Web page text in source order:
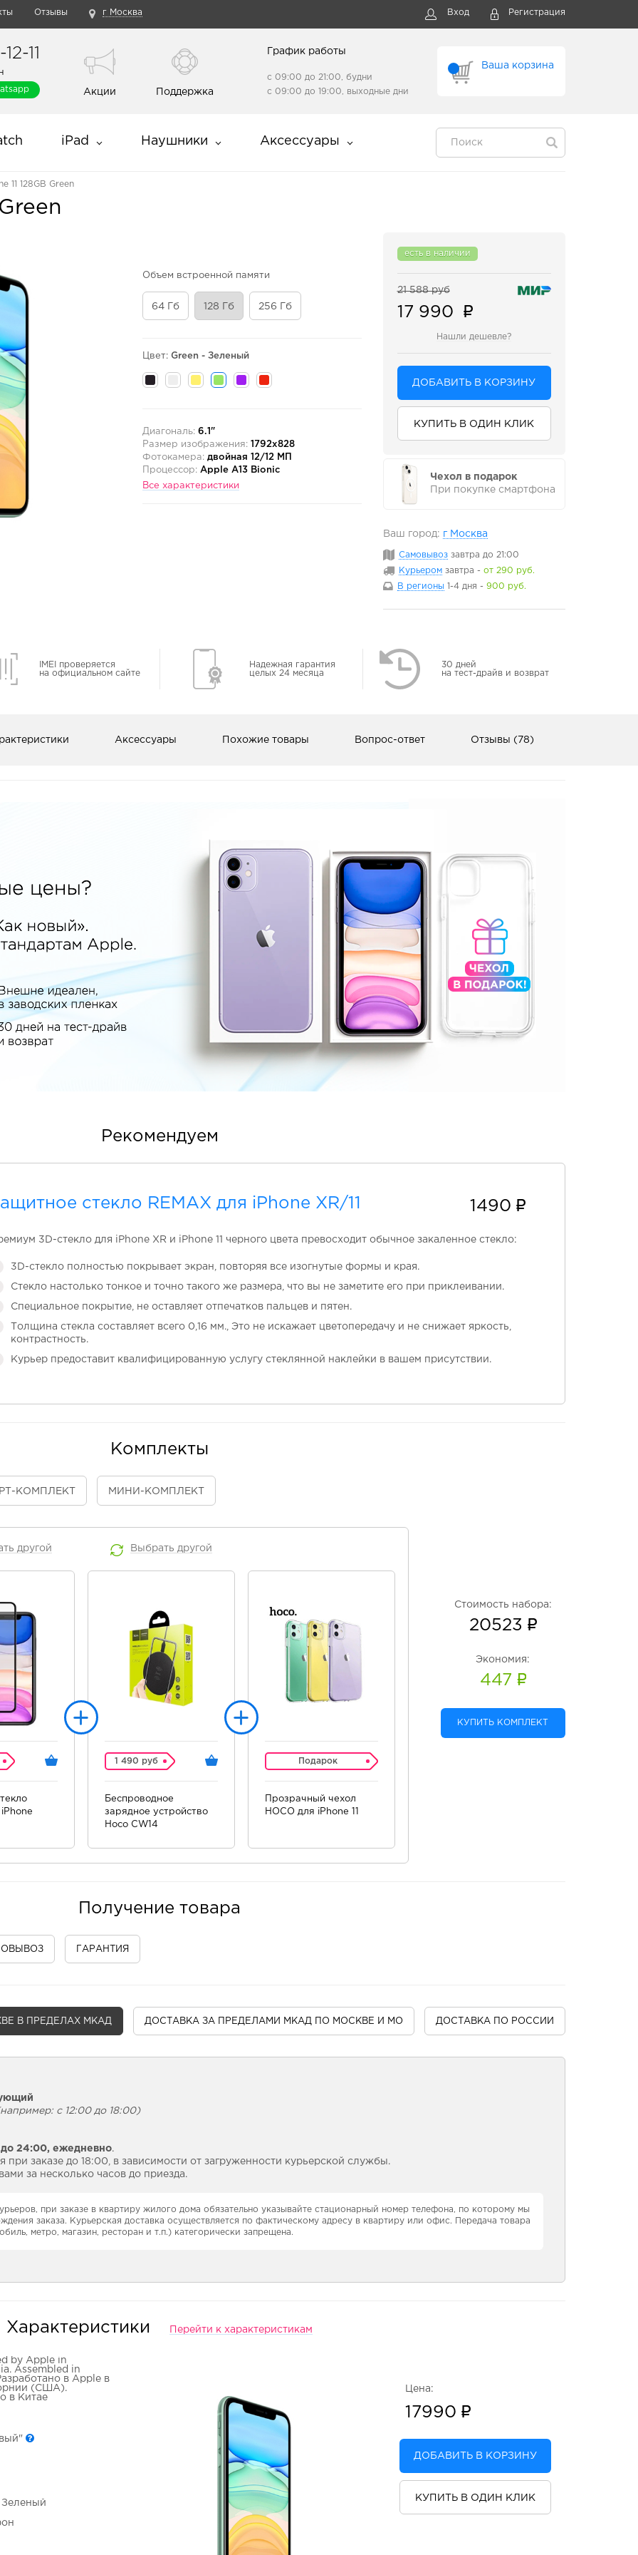
Отзывы г Москва Вход Регистрация
11
Акции Поддержка
Ваша корзина
График работы
с 09:00 до 21:00, будни
с 09:00 до 19:00, выходные дни
iPad Наушники Аксессуары
11 128GB Green
Объем встроенной памяти
64 Гб 128 Гб 256 Гб
Цвет: Green - Зеленый
Диагональ: 6.1"
Размер изображения:
1792x828
Фотокамера: двойная 12/12 МП
Процессор: Apple A13 Bionic
Все характеристики
есть в наличии
21 588 руб
17 990
Нашли дешевле?
ДОБАВИТЬ В КОРЗИНУ
КУПИТЬ В ОДИН КЛИК
Чехол в подарок
При покупке смартфона
Ваш город: г Москва
Самовывоз завтра до 21:00
Курьером завтра - от 290 руб.
В регионы 1-4 дня - 900 руб.
IMEI проверяется
на официальном сайте
Надежная гарантия
целых 24 месяца
30 дней
на тест-драйв и возврат
Аксессуары Похожие товары Вопрос-ответ Отзывы (78)
Рекомендуем
стекло REMAX для iPhone XR/11 1490
3D-стекло для iPhone XR и iPhone 11 черного цвета превосходит обычное закаленное стекло:
3D-стекло полностью покрывает экран, повторяя все изогнутые формы и края.
Стекло настолько тонкое и точно такого же размера, что вы не заметите его при приклеивании.
Специальное покрытие, не оставляет отпечатков пальцев и пятен.
Толщина стекла составляет всего 0,16 мм., Это не искажает цветопередачу и не снижает яркость,
контрастность.
Курьер предоставит квалифицированную услугу стеклянной наклейки в вашем присутствии.
Комплекты
-КОМПЛЕКТ МИНИ -КОМПЛЕКТ
другой Выбрать другой
1 490 руб
Беспроводное
зарядное устройство
Hoco CW14
Подарок
Прозрачный чехол
HOCO для iPhone 11
Стоимость набора:
20523
Экономия:
447
КУПИТЬ КОМПЛЕКТ
Получение товара
ГАРАНТИЯ
В ПРЕДЕЛАХ МКАД ДОСТАВКА ЗА ПРЕДЕЛАМИ МКАД ПО МОСКВЕ И МО ДОСТАВКА ПО РОССИИ
с 12:00 до 18:00)
24:00, ежедневно.
заказе до 18:00, в зависимости от загруженности курьерской службы.
за несколько часов до приезда.
при заказе в квартиру жилого дома обязательно указывайте стационарный номер телефона, по которому мы
заказа. Курьерская доставка осуществляется по фактическому адресу в квартиру или офис. Передача товара
метро, магазин, ресторан и т.п.) категорически запрещена.
Характеристики Перейти к характеристикам
by Apple in
Assembled in
в Apple в
(США).
в Китае
Зеленый
Цена:
17990
ДОБАВИТЬ В КОРЗИНУ
КУПИТЬ В ОДИН КЛИК